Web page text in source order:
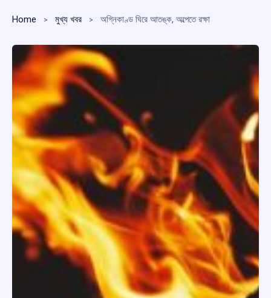
Home মুখ্য খবর অগ্নিকাণ্ড ঘিরে আতঙ্ক, অল্পেতে রক্ষা